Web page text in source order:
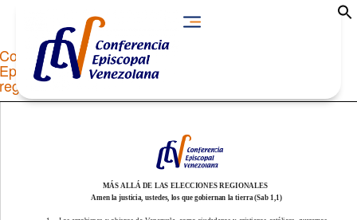
Comunicado Comisión Permanente de la Conferencia
Episcopal Venezolana «Más allá de las elecciones
regionales»